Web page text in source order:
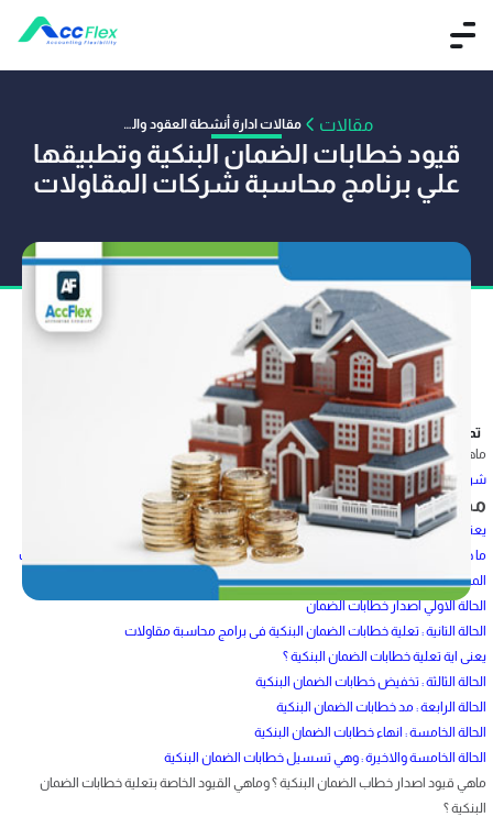
مقالات مقالات ادارة أنشطة العقود والمقاولات والانشاءات
قيود خطابات الضمان البنكية وتطبيقها
علي برنامج محاسبة شركات المقاولات
تم النشر بواسطة محمود عماد27 ديسمبر 2018
ماهي المعالجة المحاسبية لخطابات الضمان البنكية، وازاي نقدر نطبقها علي
شركات المقاولات أكفليكس ؟
محتويات المقال
يعني اية خطابات ضمان فى شركات المقاولات
ما هي المعالجة المحاسبية لخطابات الضمان وازاي نقدر نطبقها علي برنامج محاسبة شركات
المقاولات
الحالة الاولي اصدار خطابات الضمان
الحالة التانية : تعلية خطابات الضمان البنكية فى برامج محاسبة مقاولات
يعنى اية تعلية خطابات الضمان البنكية ؟
الحالة الثالثة : تخفيض خطابات الضمان البنكية
الحالة الرابعة : مد خطابات الضمان البنكية
الحالة الخامسة : انهاء خطابات الضمان البنكية
الحالة الخامسة والاخيرة : وهي تسسيل خطابات الضمان البنكية
ماهي قيود اصدار خطاب الضمان البنكية ؟ وماهي القيود الخاصة بتعلية خطابات الضمان
البنكية ؟